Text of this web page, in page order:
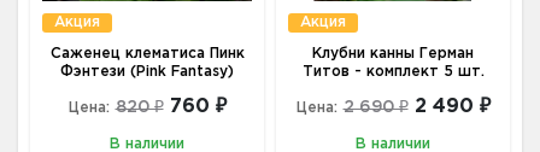
Акция
Саженец клематиса Пинк
Фэнтези (Pink Fantasy)
Цена: 820 ₽ 760 ₽
В наличии
Акция
Клубни канны Герман
Титов - комплект 5 шт.
Цена: 2 690 ₽ 2 490 ₽
В наличии